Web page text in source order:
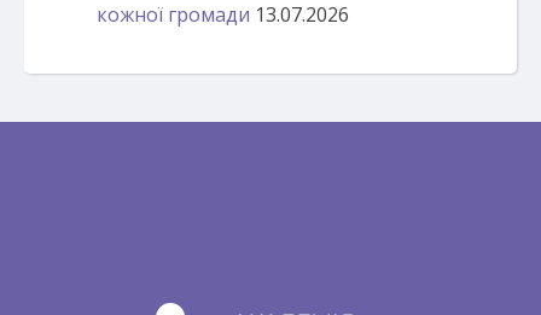
кожної громади 13.07.2026